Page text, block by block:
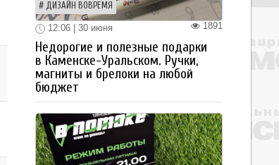
ДИЗАЙН ВОВРЕМЯ
1891
12:06 | 30 июня
Недорогие и полезные подарки
в Каменске-Уральском. Ручки,
магниты и брелоки на любой
бюджет